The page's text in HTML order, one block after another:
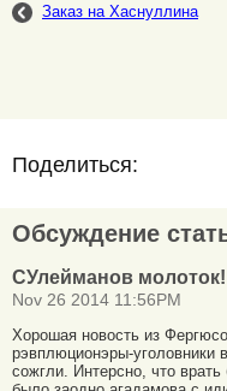
Заказ на Хаснуллина
Поделиться:
Обсуждение
СУлейманов молоток!
Nov 26 2014 11:56PM
Хорошая новость из
рэвплюционэры-
сожгли. Интерсно, что